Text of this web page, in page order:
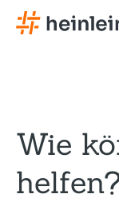
Direkt
zum
Wie